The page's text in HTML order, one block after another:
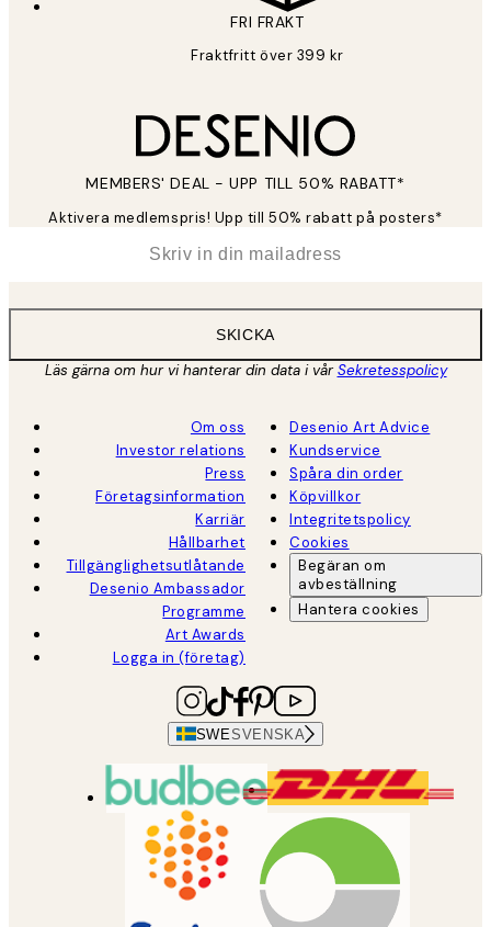
FRI FRAKT
Fraktfritt över 399 kr
MEMBERS' DEAL - UPP TILL 50% RABATT*
Aktivera medlemspris! Upp till 50% rabatt på posters*
SKICKA
Läs gärna om hur vi hanterar din data i vårSekretesspolicy
Om oss
Investor relations
Press
Företagsinformation
Karriär
Hållbarhet
Tillgänglighetsutlåtande
Desenio Ambassador
Programme
Art Awards
Logga in (företag)
Desenio Art Advice
Kundservice
Spåra din order
Köpvillkor
Integritetspolicy
Cookies
Begäran om
avbeställning
Hantera cookies
SWESVENSKA